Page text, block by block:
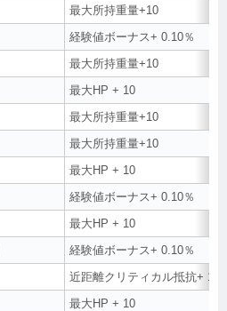
最大所持重量+10
経験値ボーナス+ 0.10％
最大所持重量+10
最大HP + 10
最大所持重量+10
最大所持重量+10
最大HP + 10
経験値ボーナス+ 0.10％
最大HP + 10
経験値ボーナス+ 0.10％
近距離クリティカル抵抗+ 1％
最大HP + 10